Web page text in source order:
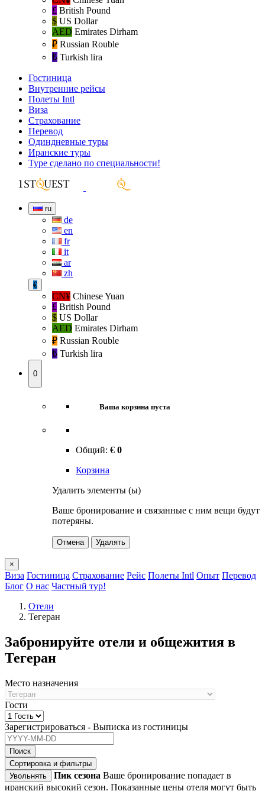
£ British Pound
$ US Dollar
AED Emirates Dirham
₽‎ Russian Rouble
₺‎ Turkish lira
Гостиница
Внутренние рейсы
Полеты Intl
Виза
Страхование
Перевод
Одиндневные туры
Иранские туры
Туре сделано по специальности!
ru
de
en
fr
it
ar
zh
€
CN¥ Chinese Yuan
£ British Pound
$ US Dollar
AED Emirates Dirham
₽‎ Russian Rouble
₺‎ Turkish lira
0
Ваша корзина пуста
Общий: € 0
Корзина
Удалить элементы (ы)
Ваше бронирование и связанные с ним вещи будут
потеряны.
Отмена Удалять
×
Виза Гостиница Страхование Рейс Полеты Intl Опыт Перевод
Блог О нас Частный тур!
Отели
Тегеран
Забронируйте отели и общежития в
Тегеран
Место назначения
Гости
Зарегистрироваться - Выписка из гостиницы
Поиск
Сортировка и фильтры
Увольнять
Пик сезона Ваше бронирование попадает в
иранский высокий сезон. Показанные цены отеля могут быть